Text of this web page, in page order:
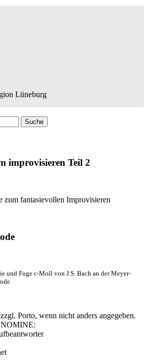
Lüneburg
improvisieren Teil 2
zum fantasievollen Improvisieren
und Fuge c-Moll von J.S. Bach an der Meyer-
Porto, wenn nicht anders angegeben.
NOMINE: